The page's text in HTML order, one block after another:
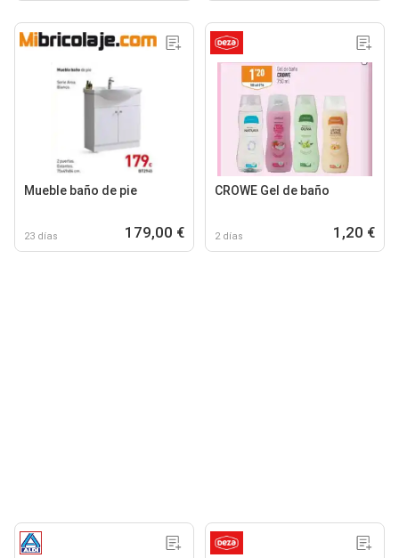
Mueble baño de pie
23 días 179,00 €
CROWE Gel de baño
2 días 1,20 €